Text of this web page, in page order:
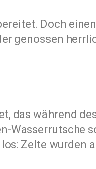
Doch
genossen
das während
Wasserrutsche
Zelte wurden